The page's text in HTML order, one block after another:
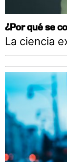
¿Por qué se
La ciencia